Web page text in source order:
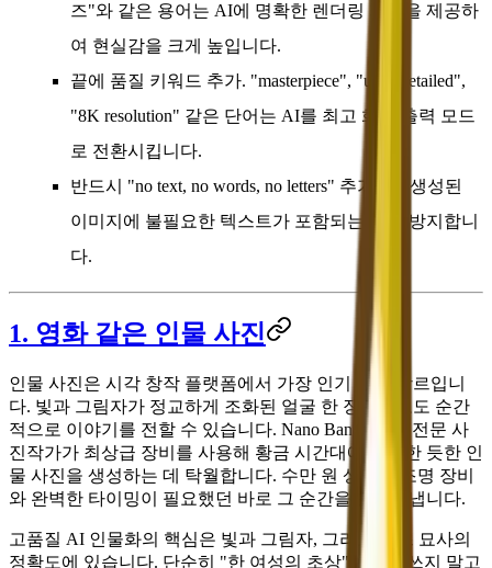
즈"와 같은 용어는 AI에 명확한 렌더링 지침을 제공하
여 현실감을 크게 높입니다.
끝에 품질 키워드 추가. "masterpiece", "ultra-detailed",
"8K resolution" 같은 단어는 AI를 최고 화질 출력 모드
로 전환시킵니다.
반드시 "no text, no words, no letters" 추가
——생성된
이미지에 불필요한 텍스트가 포함되는 것을 방지합니
다.
1. 영화 같은 인물 사진
인물 사진은 시각 창작 플랫폼에서 가장 인기 있는 장르입니
다. 빛과 그림자가 정교하게 조화된 얼굴 한 장만으로도 순간
적으로 이야기를 전할 수 있습니다. Nano Banana 2는 전문 사
진작가가 최상급 장비를 사용해 황금 시간대에 촬영한 듯한 인
물 사진을 생성하는 데 탁월합니다. 수만 원 상당의 조명 장비
와 완벽한 타이밍이 필요했던 바로 그 순간을 포착해냅니다.
고품질 AI 인물화의 핵심은 빛과 그림자, 그리고 렌즈 묘사의
정확도에 있습니다. 단순히 "한 여성의 초상"이라고 쓰지 말고